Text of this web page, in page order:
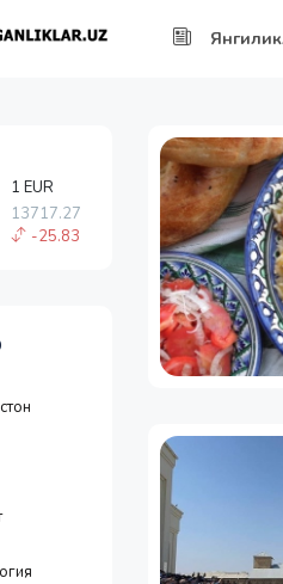
-25.83
1 RUB
146.37
13717.27